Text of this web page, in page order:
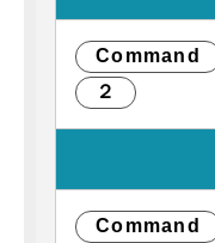
Command
２
Command